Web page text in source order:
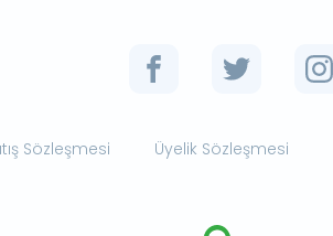
Sözleşmesi Üyelik Sözleşmesi